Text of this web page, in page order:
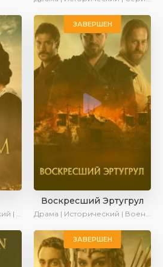
Мелодрама | Исторический | Военный | Turok1990
ЗАВЕРШЕН
Воскресший Эртугрул
Драма | Исторический | Военный | Turok1990
ЗАВЕРШЕН